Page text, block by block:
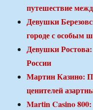
путешествие
Девушки
городе с особым
Девушки
России
Мартин Казино:
ценителей
Martin Casino